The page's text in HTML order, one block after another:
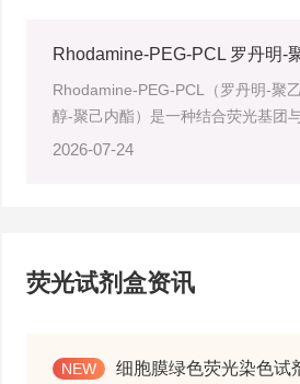
Rhodamine-PEG-PCL（罗丹明-聚
醇-聚己内酯）是一种结合荧光基团与
段聚合物结构的功能化高分子材料。
2026-07-24
荧光试剂盒资讯
细胞膜绿色荧光染色试剂盒（DiO